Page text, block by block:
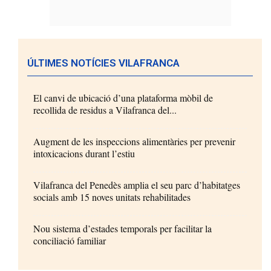
ÚLTIMES NOTÍCIES VILAFRANCA
El canvi de ubicació d’una plataforma mòbil de
recollida de residus a Vilafranca del...
Augment de les inspeccions alimentàries per prevenir
intoxicacions durant l’estiu
Vilafranca del Penedès amplia el seu parc d’habitatges
socials amb 15 noves unitats rehabilitades
Nou sistema d’estades temporals per facilitar la
conciliació familiar